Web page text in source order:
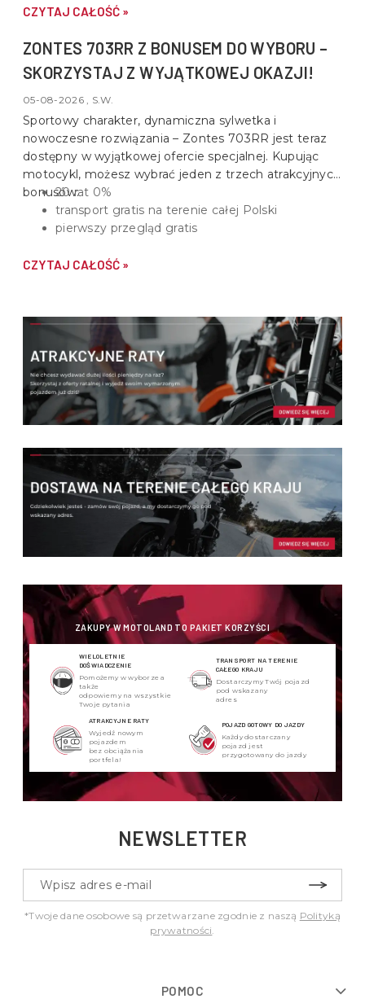
CZYTAJ CAŁOŚĆ »
ZONTES 703RR Z BONUSEM DO WYBORU –
SKORZYSTAJ Z WYJĄTKOWEJ OKAZJI!
05-08-2026 , S.W.
Sportowy charakter, dynamiczna sylwetka i
nowoczesne rozwiązania – Zontes 703RR jest teraz
dostępny w wyjątkowej ofercie specjalnej. Kupując
motocykl, możesz wybrać jeden z trzech atrakcyjnych
bonusów:20 rat 0%
transport gratis na terenie całej Polski
pierwszy przegląd gratis
CZYTAJ CAŁOŚĆ »
ZAKUPY W MOTOLAND TO PAKIET KORZYŚCI
WIELOLETNIE
DOŚWIADCZENIE
Pomożemy w wyborze a
także
odpowiemy na wszystkie
Twoje pytania
TRANSPORT NA TERENIE
CAŁEGO KRAJU
Dostarczymy Twój pojazd
pod wskazany
adres
ATRAKCYJNE RATY
Wyjedź nowym
pojazdem
bez obciążania
portfela!
POJAZD GOTOWY DO JAZDY
Każdy dostarczany
pojazd jest
przygotowany do jazdy
NEWSLETTER
*Twoje dane osobowe są przetwarzane zgodnie z naszą Polityką
prywatności
POMOC